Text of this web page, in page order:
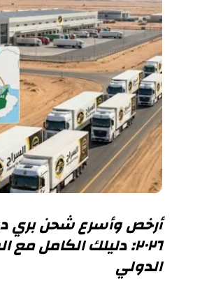
أرخص وأسرع شحن بري
٢٠٢٦: دليلك الكامل
الدولي